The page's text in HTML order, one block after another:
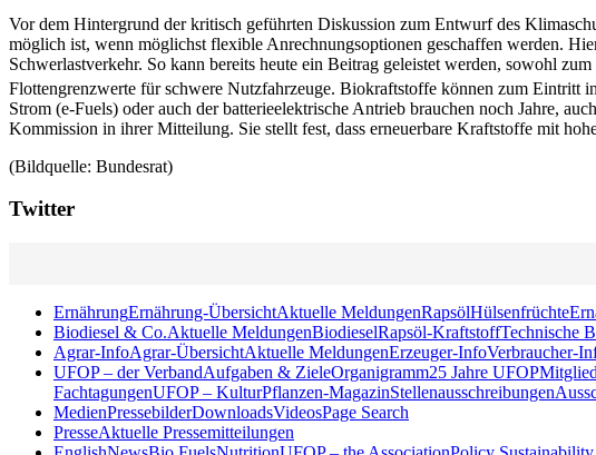
Vor dem Hintergrund der kritisch geführten Diskussion zum Entwurf des
möglich ist, wenn möglichst flexible Anrechnungsoptionen geschaffen werden.
Schwerlastverkehr. So kann bereits heute ein Beitrag geleistet werden, sowohl
Flottengrenzwerte für schwere Nutzfahrzeuge. Biokraftstoffe können zum Eintritt
Strom (e-Fuels) oder auch der batterieelektrische Antrieb brauchen noch Jahre,
Kommission in ihrer Mitteilung. Sie stellt fest, dass erneuerbare Kraftstoffe mit
(Bildquelle: Bundesrat)
Twitter
ErnährungErnährung-ÜbersichtAktuelle MeldungenRapsölHülsenfrüchte
Biodiesel & Co.Aktuelle MeldungenBiodieselRapsöl-KraftstoffTechnische
Agrar-InfoAgrar-ÜbersichtAktuelle MeldungenErzeuger-InfoVerbraucher-
UFOP – der VerbandAufgaben & ZieleOrganigramm25 Jahre UFOP
FachtagungenUFOP – KulturPflanzen-MagazinStellenausschreibungen
MedienPressebilderDownloadsVideosPage Search
PresseAktuelle Pressemitteilungen